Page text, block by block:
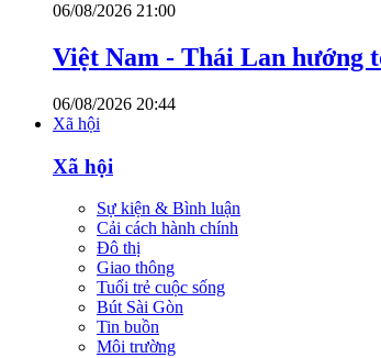
06/08/2026 21:00
Việt Nam - Thái Lan hướng
06/08/2026 20:44
Xã hội
Xã hội
Sự kiện & Bình luận
Cải cách hành chính
Đô thị
Giao thông
Tuổi trẻ cuộc sống
Bút Sài Gòn
Tin buồn
Môi trường